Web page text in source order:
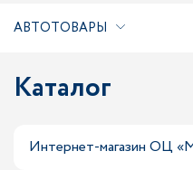
АВТОТОВАРЫ
Каталог
Интернет-магазин ОЦ